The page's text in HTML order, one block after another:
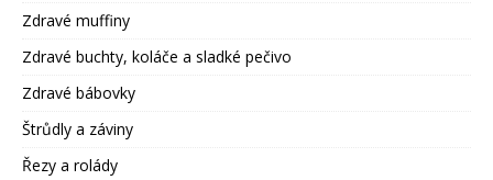
Zdravé muffiny
Zdravé buchty, koláče a sladké pečivo
Zdravé bábovky
Štrůdly a záviny
Řezy a rolády